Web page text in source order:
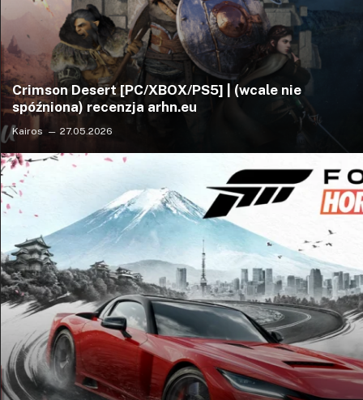
Crimson Desert [PC/XBOX/PS5] | (wcale nie
spóźniona) recenzja arhn.eu
Kairos 27.05.2026